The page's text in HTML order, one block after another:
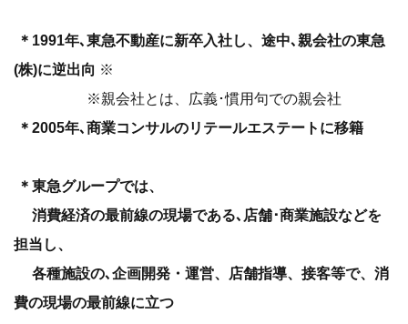
＊1991年､東急不動産に新卒入社し、途中､親会社の東急
(株)に逆出向 ※
※親会社とは、広義･慣用句での親会社
＊2005年､商業コンサルのリテールエステートに移籍
＊東急グループでは、
消費経済の最前線の現場である､店舗･商業施設などを
担当し、
各種施設の､企画開発・運営、店舗指導、接客等で、消
費の現場の最前線に立つ